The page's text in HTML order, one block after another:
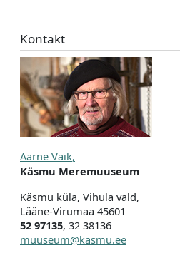
Kontakt
Aarne Vaik,
Käsmu Meremuuseum
Käsmu küla, Vihula vald,
Lääne-Virumaa 45601
52 97135, 32 38136
muuseum@kasmu.ee